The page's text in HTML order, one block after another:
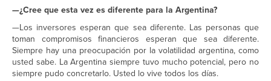
—¿Cree que esta vez es diferente para la Argentina?
—Los inversores esperan que sea diferente. Las personas que
toman compromisos financieros esperan que sea diferente.
Siempre hay una preocupación por la volatilidad argentina, como
usted sabe. La Argentina siempre tuvo mucho potencial, pero no
siempre pudo concretarlo. Usted lo vive todos los días.